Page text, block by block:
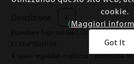
+
Espositore frigo murale L130 profondità 70
4 ripiani regolabili in altezza – profondita’ 35
cookie.
(Maggiori
Got It